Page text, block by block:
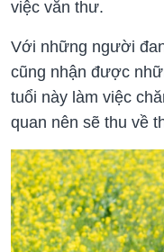
việc văn thư.
Với những người
cũng nhận được
tuổi này làm việc
quan nên sẽ thu về